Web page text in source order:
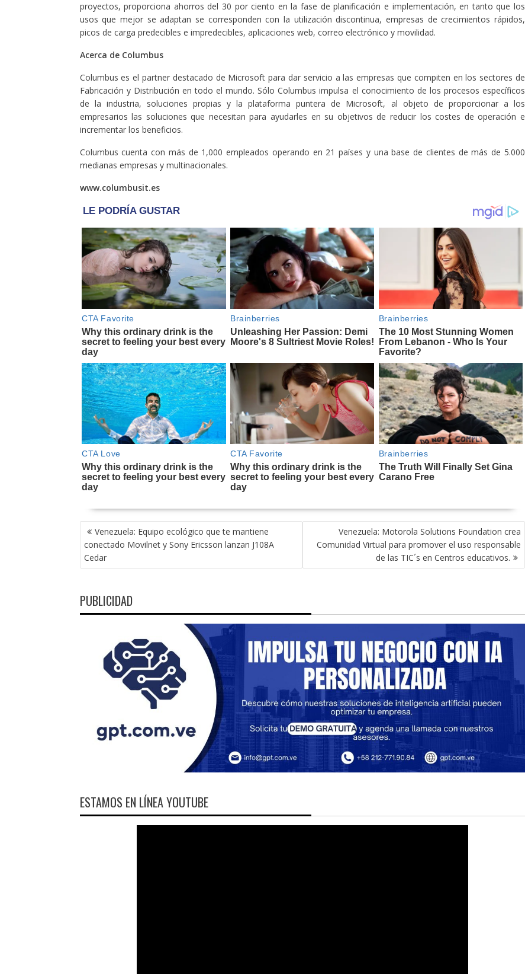
proyectos, proporciona ahorros del 30 por ciento en la fase de planificación e implementación, en tanto que los
usos que mejor se adaptan se corresponden con la utilización discontinua, empresas de crecimientos rápidos,
picos de carga predecibles e impredecibles, aplicaciones web, correo electrónico y movilidad.
Acerca de Columbus
Columbus es el partner destacado de Microsoft para dar servicio a las empresas que compiten en los sectores de
Fabricación y Distribución en todo el mundo. Sólo Columbus impulsa el conocimiento de los procesos específicos
de la industria, soluciones propias y la plataforma puntera de Microsoft, al objeto de proporcionar a los
empresarios las soluciones que necesitan para ayudarles en su objetivos de reducir los costes de operación e
incrementar los beneficios.
Columbus cuenta con más de 1,000 empleados operando en 21 países y una base de clientes de más de 5.000
medianas empresas y multinacionales.
www.columbusit.es
NAVEGACIÓN
DE
ENTRADAS
Venezuela: Equipo ecológico que te mantiene
conectado Movilnet y Sony Ericsson lanzan J108A
Cedar
Venezuela: Motorola Solutions Foundation crea
Comunidad Virtual para promover el uso responsable
de las TIC´s en Centros educativos.
PUBLICIDAD
ESTAMOS EN LÍNEA YOUTUBE